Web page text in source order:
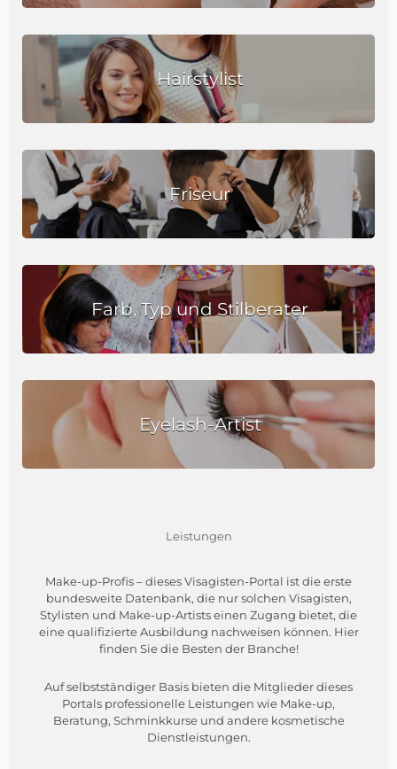
Hairstylist
Friseur
Farb, Typ und Stilberater
Eyelash-Artist
Leistungen
Make-up-Profis – dieses Visagisten-Portal ist die erste
bundesweite Datenbank, die nur solchen Visagisten,
Stylisten und Make-up-Artists einen Zugang bietet, die
eine qualifizierte Ausbildung nachweisen können. Hier
finden Sie die Besten der Branche!
Auf selbstständiger Basis bieten die Mitglieder dieses
Portals professionelle Leistungen wie Make-up,
Beratung, Schminkkurse und andere kosmetische
Dienstleistungen.